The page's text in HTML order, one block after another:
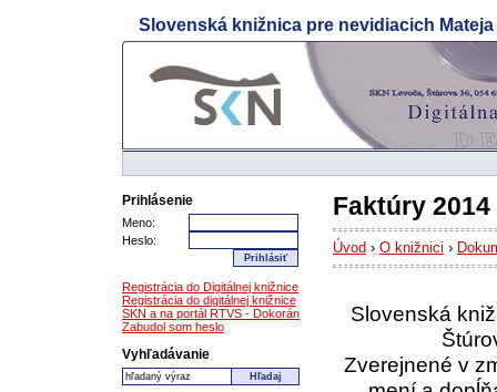
Slovenská knižnica pre nevidiacich
Faktúry 2014
Úvod › O knižnici ›
Slovenská
Zverejnené v
Prihlásenie
Meno:
Heslo:
Registrácia do Digitálnej knižnice
Registrácia do digitálnej knižnice
SKN a na portál RTVS - Dokorán
Zabudol som heslo
Vyhľadávanie